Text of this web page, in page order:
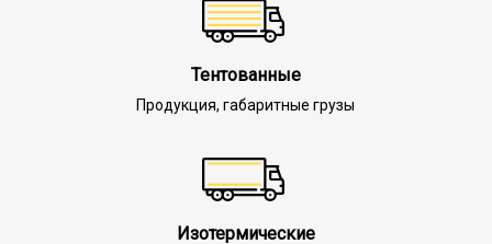
Тентованные
Продукция, габаритные грузы
Изотермические